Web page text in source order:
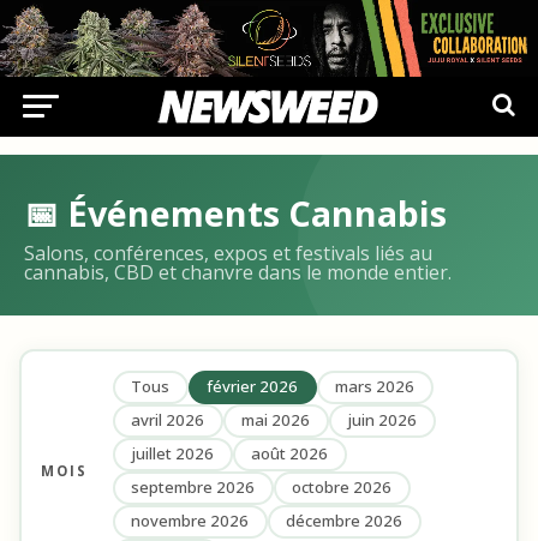
📅 Événements Cannabis
Salons, conférences, expos et festivals liés au
cannabis, CBD et chanvre dans le monde entier.
MOIS
Tous février 2026
mars 2026
avril 2026
mai 2026
juin 2026
juillet 2026
août 2026
septembre 2026
octobre 2026
novembre 2026
décembre 2026